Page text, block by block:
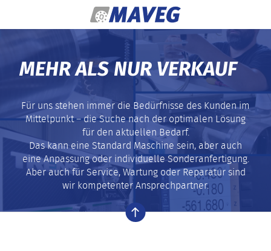
MEHR ALS NUR VERKAUF
Für uns stehen immer die Bedürfnisse des Kunden im
Mittelpunkt – die Suche nach der optimalen Lösung
für den aktuellen Bedarf.
Das kann eine Standard Maschine sein, aber auch
eine Anpassung oder individuelle Sonderanfertigung.
Aber auch für Service, Wartung oder Reparatur sind
wir kompetenter Ansprechpartner.
nach oben